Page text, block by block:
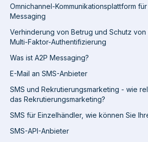
Omnichannel-Kommunikationsplattform
Messaging
Verhinderung von Betrug und Schutz
Multi-Faktor-Authentifizierung
Was ist A2P Messaging?
E-Mail an SMS-Anbieter
SMS und Rekrutierungsmarketing - wie
das Rekrutierungsmarketing?
SMS für Einzelhändler, wie können Sie
SMS-API-Anbieter